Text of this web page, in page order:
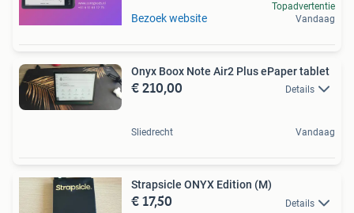
Bezoek website
Topadvertentie
Vandaag
Onyx Boox Note Air2 Plus ePaper tablet
€ 210,00 Details
Sliedrecht Vandaag
Strapsicle ONYX Edition (M)
€ 17,50 Details